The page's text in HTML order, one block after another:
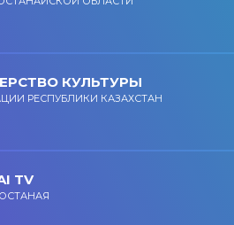
КУЛЬТУРЫ
РЕСПУБЛИКИ КАЗАХСТАН
TV